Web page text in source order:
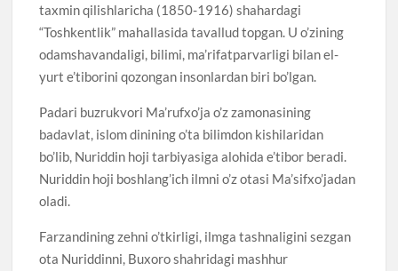
taxmin qilishlaricha (1850-1916) shahardagi
“Toshkentlik” mahallasida tavallud topgan. U o’zining
odamshavandaligi, bilimi, ma’rifatparvarligi bilan el-
yurt e’tiborini qozongan insonlardan biri bo’lgan.
Padari buzrukvori Ma’rufxo’ja o’z zamonasining
badavlat, islom dinining o’ta bilimdon kishilaridan
bo’lib, Nuriddin hoji tarbiyasiga alohida e’tibor beradi.
Nuriddin hoji boshlang’ich ilmni o’z otasi Ma’sifxo’jadan
oladi.
Farzandining zehni o’tkirligi, ilmga tashnaligini sezgan
ota Nuriddinni, Buxoro shahridagi mashhur